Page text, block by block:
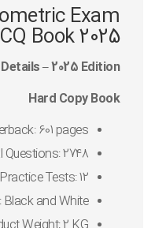
Exam
Book 2025
– 2025 Edition
Hard Copy Book
601 pages
Questions: 2748
Practice Tests: 12
Black and White